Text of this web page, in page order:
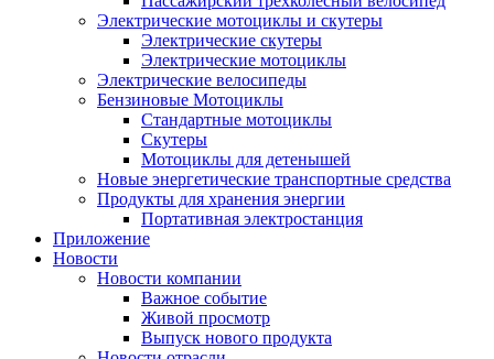
Электрические мотоциклы и скутеры
Электрические скутеры
Электрические мотоциклы
Электрические велосипеды
Бензиновые Мотоциклы
Стандартные мотоциклы
Скутеры
Мотоциклы для детенышей
Новые энергетические транспортные средства
Продукты для хранения энергии
Портативная электростанция
Приложение
Новости
Новости компании
Важное событие
Живой просмотр
Выпуск нового продукта